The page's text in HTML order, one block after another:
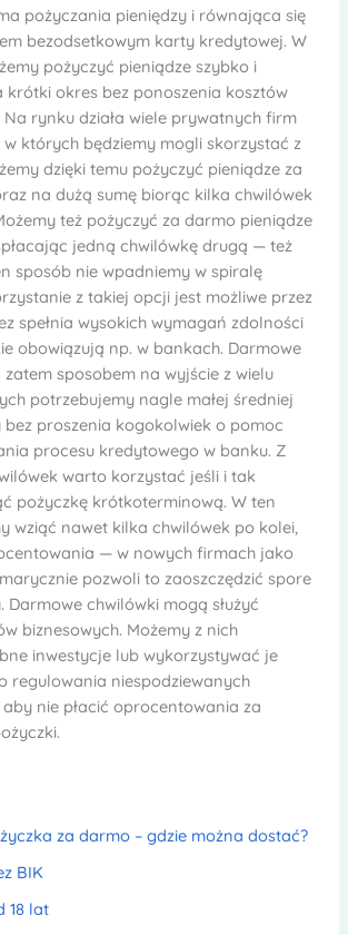
pożyczania pieniędzy i równająca się
bezodsetkowym karty kredytowej. W
pożyczyć pieniądze szybko i
okres bez ponoszenia kosztów
rynku działa wiele prywatnych firm
w których będziemy mogli skorzystać z
dzięki temu pożyczyć pieniądze za
na dużą sumę biorąc kilka chwilówek
też pożyczyć za darmo pieniądze
jedną chwilówkę drugą — też
sposób nie wpadniemy w spiralę
z takiej opcji jest możliwe przez
spełnia wysokich wymagań zdolności
obowiązują np. w bankach. Darmowe
sposobem na wyjście z wielu
potrzebujemy nagle małej średniej
bez proszenia kogokolwiek o pomoc
procesu kredytowego w banku. Z
warto korzystać jeśli i tak
pożyczkę krótkoterminową. W ten
wziąć nawet kilka chwilówek po kolei,
— w nowych firmach jako
pozwoli to zaoszczędzić spore
Darmowe chwilówki mogą służyć
biznesowych. Możemy z nich
inwestycje lub wykorzystywać je
regulowania niespodziewanych
nie płacić oprocentowania za
za darmo – gdzie można dostać?
BIK
18 lat